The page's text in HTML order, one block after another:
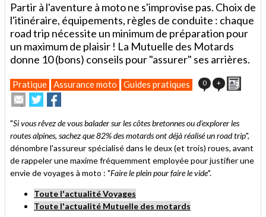
Partir à l'aventure à moto ne s'improvise pas. Choix de
l'itinéraire, équipements, règles de conduite : chaque
road trip nécessite un minimum de préparation pour
un maximum de plaisir ! La Mutuelle des Motards
donne 10 (bons) conseils pour "assurer" ses arrières.
Pratique Assurance moto Guides pratiques 0 +
Envoyer
cet
à
un
ami
Partager
sur
sur
"Si vous rêvez de vous balader sur les côtes bretonnes ou d'explorer les
routes alpines, sachez que 82% des motards ont déjà réalisé un road trip",
dénombre l'assureur spécialisé dans le deux (et trois) roues, avant
de rappeler une maxime fréquemment employée pour justifier une
envie de voyages à moto : "Faire le plein pour faire le vide".
Toute l'actualité Voyages
Toute l'actualité Mutuelle des motards